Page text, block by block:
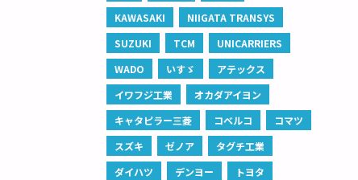
KAWASAKI
NIIGATA TRANSYS
SUZUKI
TCM
UNICARRIERS
WADO
いすゞ
アテックス
イワフジ工業
オカダアイヨン
キャタピラー三菱
コベルコ
コマツ
スズキ
ゼノア
タグチ工業
ダイハツ
デンヨー
トヨタ